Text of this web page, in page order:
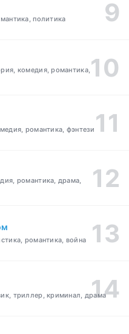
политика
комедия, романтика,
романтика, фэнтези
романтика, драма,
романтика, война
триллер, криминал, драма